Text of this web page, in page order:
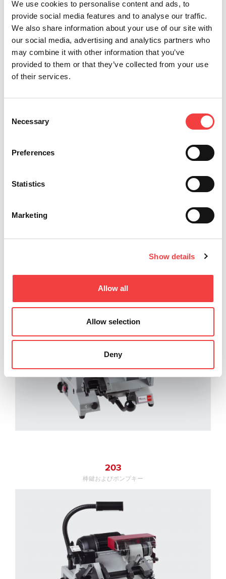
We use cookies to personalise content and ads, to
provide social media features and to analyse our traffic.
We also share information about your use of our site with
our social media, advertising and analytics partners who
may combine it with other information that you’ve
provided to them or that they’ve collected from your use
of their services.
Selection
Necessary
Preferences
Statistics
Marketing
Show details
Allow all
Allow selection
Deny
202
203
棒鍵およびポンプキー